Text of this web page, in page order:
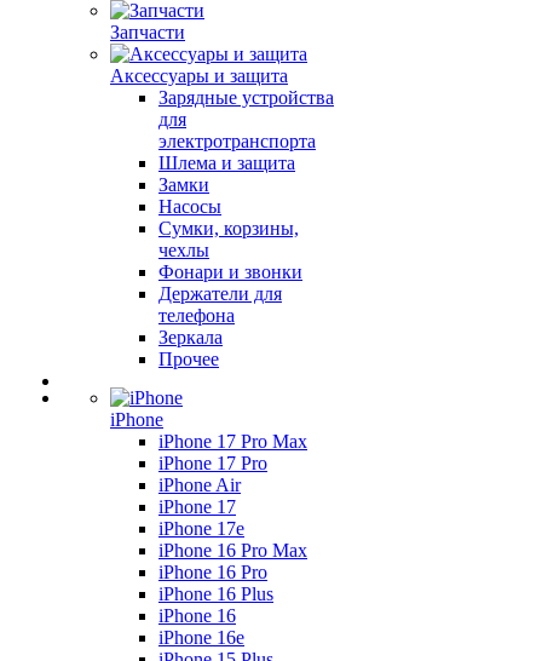
Запчасти
Аксессуары и защита
Зарядные устройства
для
электротранспорта
Шлема и защита
Замки
Насосы
Сумки, корзины,
чехлы
Фонари и звонки
Держатели для
телефона
Зеркала
Прочее
iPhone
iPhone 17 Pro Max
iPhone 17 Pro
iPhone Air
iPhone 17
iPhone 17e
iPhone 16 Pro Max
iPhone 16 Pro
iPhone 16 Plus
iPhone 16
iPhone 16e